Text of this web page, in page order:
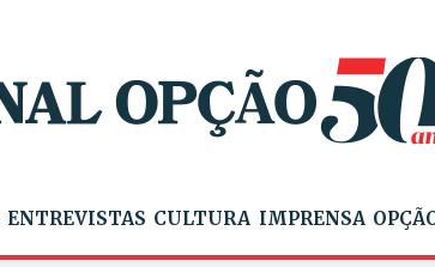
ENTREVISTAS CULTURA IMPRENSA